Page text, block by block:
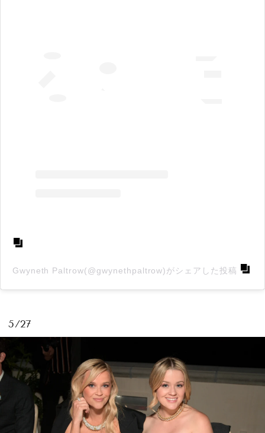
Gwyneth Paltrow(@gwynethpaltrow)がシェアした投稿
5/27